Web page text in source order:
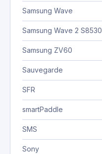
Samsung Wave
Samsung Wave 2 S8530
Samsung ZV60
Sauvegarde
SFR
smartPaddle
SMS
Sony